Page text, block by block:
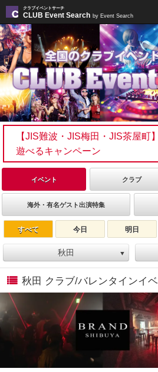
クラブイベントサーチ
CLUB Event Search by Event Search
【JIS難波・JIS梅田・JIS茶屋町
遊べるキャンペーン
イベント クラブ
海外・有名ゲスト出演特集
すべて 今日 明日
秋田 ▼
秋田 クラブ/バレンタインイ